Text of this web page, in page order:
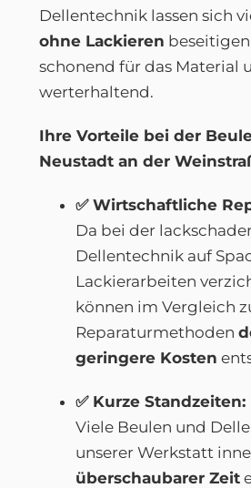
Dellentechnik lassen sich
ohne Lackieren
schonend für das Material
werterhaltend.
Ihre Vorteile bei der
Neustadt an der
✅ Wirtschaftliche
Da bei der
Dellentechnik auf
Lackierarbeiten
können im Vergleich
Reparaturmethoden
geringere Kosten
✅ Kurze Standzeiten:
Viele Beulen und
unserer Werkstatt
überschaubarer Zeit